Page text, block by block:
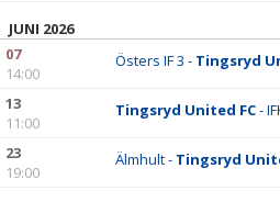
JUNI 2026
07
14:00
Östers IF 3 - Tingsryd
13
11:00
Tingsryd United FC-
23
19:00
Älmhult - Tingsryd